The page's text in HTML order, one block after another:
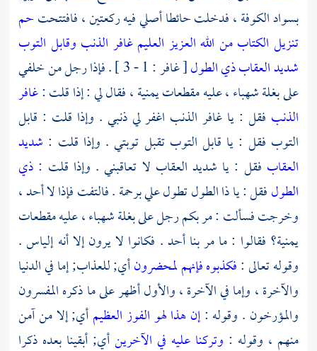
بسوادالكوفة، فدخلت حائطا أصلي فيه ركعتين ، فافتتحتحم
تنزيل الكتاب من الله العزيز العليم غافر الذنب وقابل التوب
شديد العقاب ذي الطول
[ غافر : 1 - 3 ] . فإذا رجل من خلفي
على بغلة شهباء ، عليه مقطعات يمنية ، فقال لي : إذا قلت :غافر
الذنب فقل : يا غافر الذنب اغفر لي ذنبي . وإذا قلت : قابل
التوب فقل : يا قابل التوب تقبل توبتي . وإذا قلت : شديد
العقاب فقل : يا شديد العقاب لا تعاقبني . وإذا قلت : ذي
الطولفقل : يا ذا الطول تطول علي برحمة . فالتفت فإذا لا أحد ،
وخرجت فسألت : مر بكم رجل على بغلة شهباء ، عليه مقطعات
يمنية؟ فقالوا : ما مر بنا أحد . فكانوا لا يرون إلا أنهإلياس.
وقوله تعالى :فكذبوه فإنهم لمحضرونأي; للعذاب; إما في الدنيا
والآخرة ، وإما في الآخرة ، والأول أظهر على ما ذكره المفسرون
والمؤرخون . وقوله :إن هذا لهو الفوز العظيمأي; إلا من آمن
منهم ، وقوله : وتركنا عليه في الآخرينأي; أبقينا بعده ذكرا